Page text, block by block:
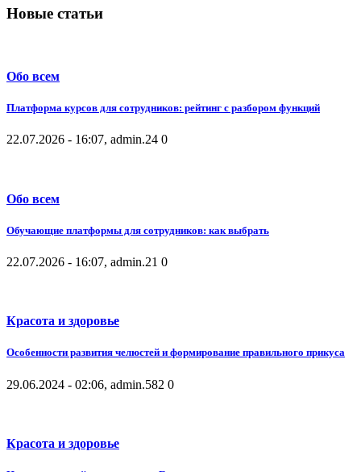
Новые статьи
Обо всем
Платформа курсов для сотрудников: рейтинг с разбором функций
22.07.2026 - 16:07, admin.24 0
Обо всем
Обучающие платформы для сотрудников: как выбрать
22.07.2026 - 16:07, admin.21 0
Красота и здоровье
Особенности развития челюстей и формирование правильного прикуса
29.06.2024 - 02:06, admin.582 0
Красота и здоровье